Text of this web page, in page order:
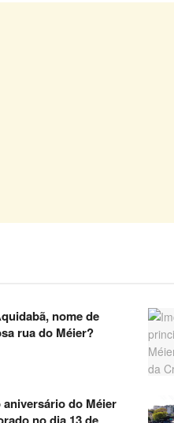
nome de
rua do Méier?
aniversário do Méier
no dia 13 de